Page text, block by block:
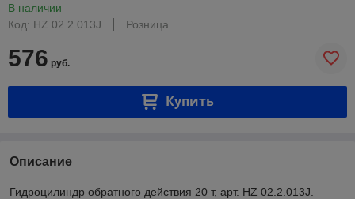
В наличии
Код: HZ 02.2.013J
Розница
576 руб.
Купить
Описание
Гидроцилиндр обратного действия 20 т, арт. HZ 02.2.013J.